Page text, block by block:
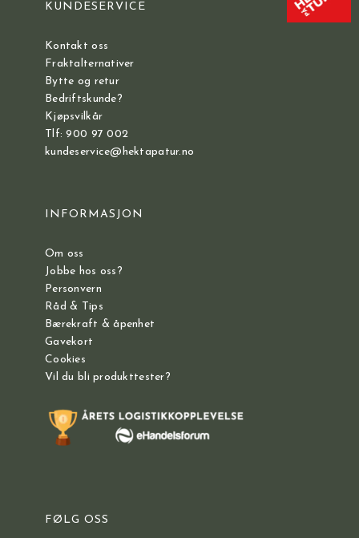
KUNDESERVICE
Kontakt oss
Fraktalternativer
Bytte og retur
Bedriftskunde?
Kjøpsvilkår
Tlf: 900 97 002
kundeservice@hektapatur.no
INFORMASJON
Om oss
Jobbe hos oss?
Personvern
Råd & Tips
Bærekraft & åpenhet
Gavekort
Cookies
Vil du bli produkttester?
FØLG OSS